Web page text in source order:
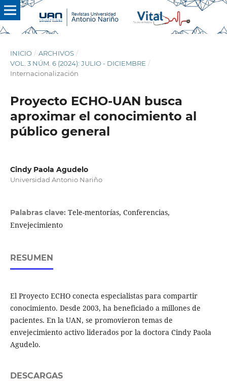
INICIO / ARCHIVOS /
VOL. 3 NÚM. 6 (2024): JULIO - DICIEMBRE /
Internacionalización
Proyecto ECHO-UAN busca
aproximar el conocimiento al
público general
Cindy Paola Agudelo
Universidad Antonio Nariño
Palabras clave: Tele-mentorías, Conferencias,
Envejecimiento
RESUMEN
El Proyecto ECHO conecta especialistas para compartir
conocimiento. Desde 2003, ha beneficiado a millones de
pacientes. En la UAN, se promovieron temas de
envejecimiento activo liderados por la doctora Cindy Paola
Agudelo.
DESCARGAS